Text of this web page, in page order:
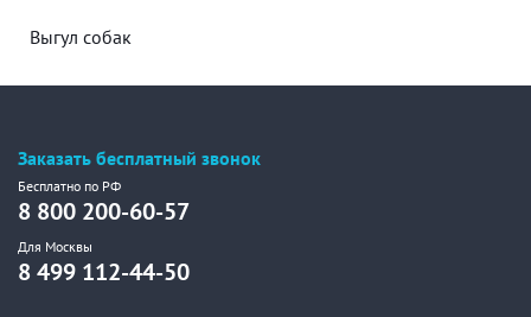
Выгул собак
Заказать бесплатный звонок
Бесплатно по РФ
8 800 200-60-57
Для Москвы
8 499 112-44-50